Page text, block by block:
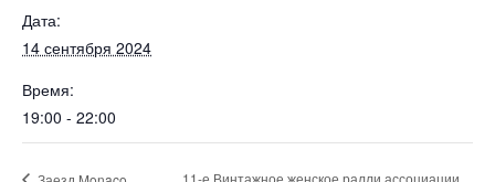
Дата:
14 сентября 2024
Время:
19:00 - 22:00
11-е Винтажное женское ралли ассоциации